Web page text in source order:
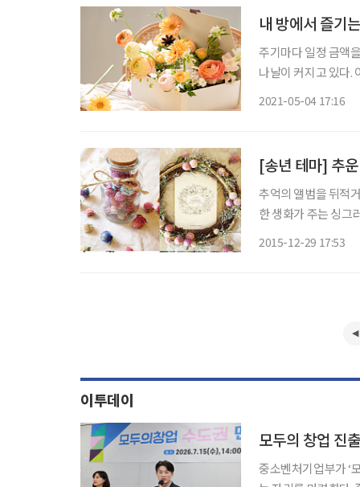
내 방에서 즐기
주기마다 일정 금액
나날이 커지고 있다.
2021-05-04 17:16
[송년 테마] 추
추억의 앨범을 뒤적
한 생화가 주는 싱그
2015-12-29 17:53
이투데이
모두의 창업 진
중소벤처기업부가 ‘